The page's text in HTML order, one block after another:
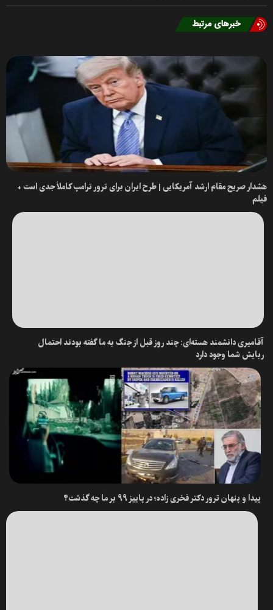
خبرهای مرتبط
هشدار صریح مقام ارشد آمریکایی | طرح ایران برای ترور ترامپ کاملاً جدی است +
فیلم
آقامیری دانشمند هسته‌ای: چند روز قبل از جنگ به ما گفته بودند احتمال
ربایش شما وجود دارد
پیدا و پنهان ترور دکتر فخری زاده؛ در پاییز ۹۹ بر ما چه گذشت؟